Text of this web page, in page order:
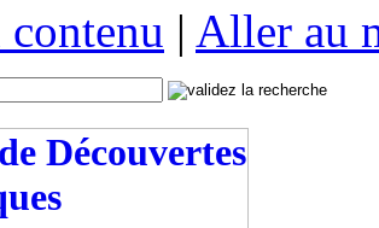
| Aller au